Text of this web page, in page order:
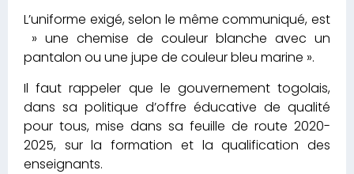
L’uniforme exigé, selon le même communiqué, est
» une chemise de couleur blanche avec un
pantalon ou une jupe de couleur bleu marine ».
Il faut rappeler que le gouvernement togolais,
dans sa politique d’offre éducative de qualité
pour tous, mise dans sa feuille de route 2020-
2025, sur la formation et la qualification des
enseignants.